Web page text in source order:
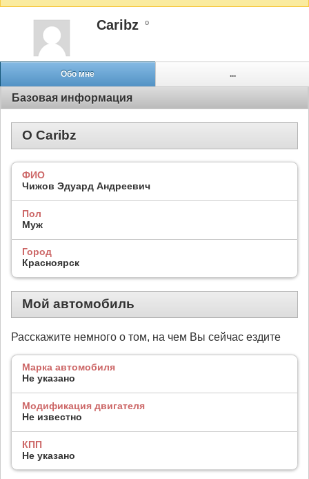
Caribz
Обо мне ...
Базовая информация
О Caribz
ФИО
Чижов Эдуард Андреевич
Пол
Муж
Город
Красноярск
Мой автомобиль
Расскажите немного о том, на чем Вы сейчас ездите
Марка автомобиля
Не указано
Модификация двигателя
Не известно
КПП
Не указано